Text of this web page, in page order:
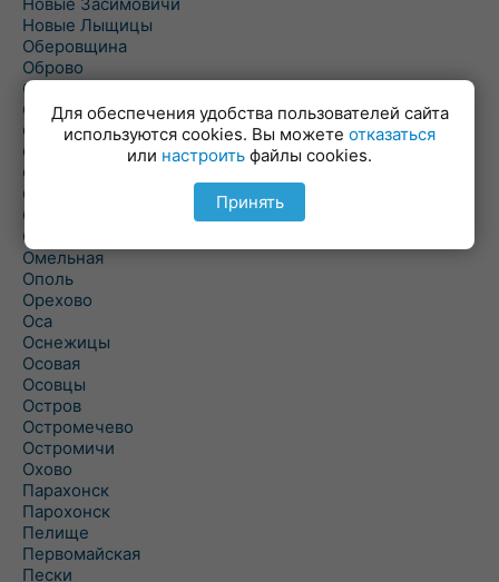
Новые Лыщицы
Оберовщина
Оброво
Огаревичи
Одрижин
Оздамичи
Озяты
Олтуш
Ольманы
Ольпень
Ольшаны
Омельная
Ополь
Орехово
Оса
Оснежицы
Осовая
Осовцы
Остров
Остромечево
Остромичи
Охово
Парахонск
Парохонск
Пелище
Первомайская
Пески
Для обеспечения удобства пользователей сайта
используются cookies. Вы можете отказаться
или настроить файлы cookies.
Принять